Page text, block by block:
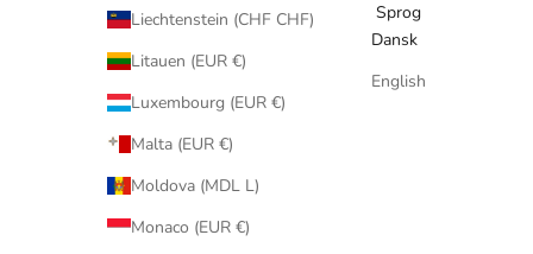
Liechtenstein (CHF CHF)
Litauen (EUR €)
Luxembourg (EUR €)
Malta (EUR €)
Moldova (MDL L)
Monaco (EUR €)
Sprog
Dansk
English